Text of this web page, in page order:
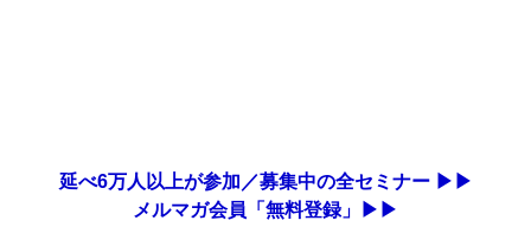
延べ6万人以上が参加／募集中の全セミナー ▶▶
メルマガ会員「無料登録」▶▶